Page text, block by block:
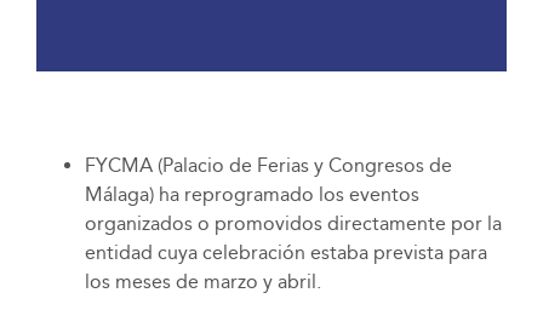
FYCMA (Palacio de Ferias y Congresos de
Málaga) ha reprogramado los eventos
organizados o promovidos directamente por la
entidad cuya celebración estaba prevista para
los meses de marzo y abril.